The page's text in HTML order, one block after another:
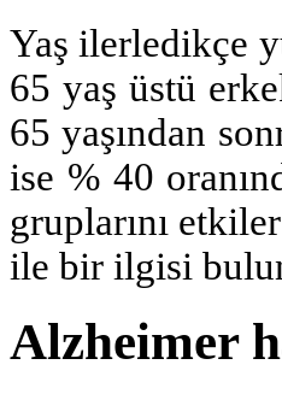
Yaş ilerledikçe
65 yaş üstü
65 yaşından
ise % 40
gruplarını
ile bir ilgisi
Alzheimer